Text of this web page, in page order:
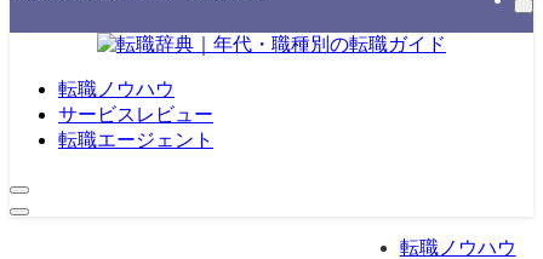
転職ノウハウ
サービスレビュー
転職エージェント
転職ノウハウ